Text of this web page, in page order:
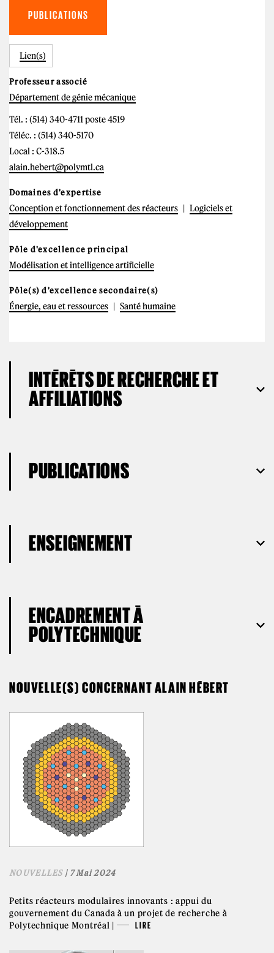
PUBLICATIONS
Lien(s)
Professeur associé
Département de génie mécanique
Tél. : (514) 340-4711 poste 4519
Téléc. : (514) 340-5170
Local : C-318.5
alain.hebert@polymtl.ca
Domaines d'expertise
Conception et fonctionnement des réacteurs
Logiciels et
développement
Pôle d'excellence principal
Modélisation et intelligence artificielle
Pôle(s) d'excellence secondaire(s)
Énergie, eau et ressources Santé humaine
INTÉRÊTS DE RECHERCHE ET
AFFILIATIONS
PUBLICATIONS
ENSEIGNEMENT
ENCADREMENT À
POLYTECHNIQUE
NOUVELLE(S) CONCERNANT ALAIN HÉBERT
NOUVELLES| 7 Mai 2024
Petits réacteurs modulaires innovants : appui du
gouvernement du Canada à un projet de recherche à
Polytechnique Montréal |
LIRE